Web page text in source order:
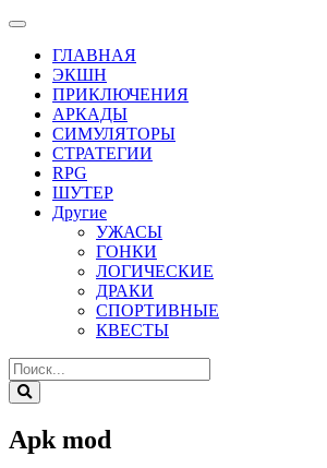
ГЛАВНАЯ
ЭКШН
ПРИКЛЮЧЕНИЯ
АРКАДЫ
СИМУЛЯТОРЫ
СТРАТЕГИИ
RPG
ШУТЕР
Другие
УЖАСЫ
ГОНКИ
ЛОГИЧЕСКИЕ
ДРАКИ
СПОРТИВНЫЕ
КВЕСТЫ
Apk mod